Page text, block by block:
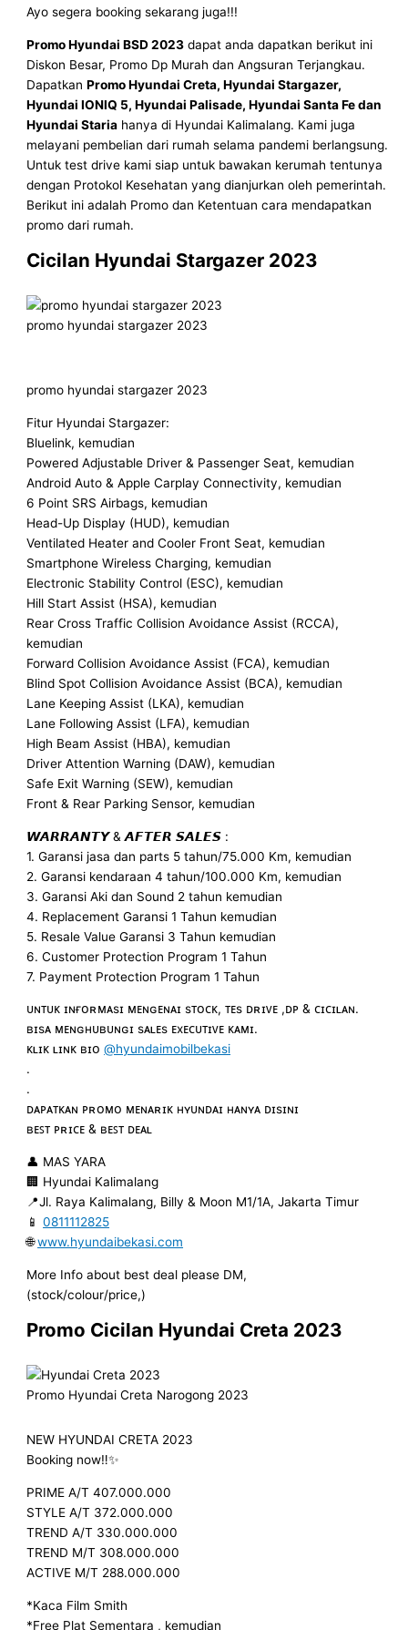
Ayo segera booking sekarang juga!!!
Promo HyundaiBSD2023 dapat anda dapatkan berikut ini
Diskon Besar, Promo Dp Murah dan Angsuran Terjangkau.
DapatkanPromo Hyundai Creta, Hyundai Stargazer,
Hyundai IONIQ 5, Hyundai Palisade, Hyundai Santa Fe dan
Hyundai Staria hanya di Hyundai Kalimalang. Kami juga
melayani pembelian dari rumah selama pandemi berlangsung.
Untuk test drive kami siap untuk bawakan kerumah tentunya
dengan Protokol Kesehatan yang dianjurkan oleh pemerintah.
Berikut ini adalah Promo dan Ketentuan cara mendapatkan
promo dari rumah.
Cicilan Hyundai Stargazer 2023
promo hyundai stargazer 2023
promo hyundai stargazer 2023
Fitur Hyundai Stargazer:
Bluelink, kemudian
Powered Adjustable Driver & Passenger Seat, kemudian
Android Auto & Apple Carplay Connectivity, kemudian
6 Point SRS Airbags, kemudian
Head-Up Display (HUD), kemudian
Ventilated Heater and Cooler Front Seat, kemudian
Smartphone Wireless Charging, kemudian
Electronic Stability Control (ESC), kemudian
Hill Start Assist (HSA), kemudian
Rear Cross Traffic Collision Avoidance Assist (RCCA),
kemudian
Forward Collision Avoidance Assist (FCA), kemudian
Blind Spot Collision Avoidance Assist (BCA), kemudian
Lane Keeping Assist (LKA), kemudian
Lane Following Assist (LFA), kemudian
High Beam Assist (HBA), kemudian
Driver Attention Warning (DAW), kemudian
Safe Exit Warning (SEW), kemudian
Front & Rear Parking Sensor, kemudian
𝙒𝘼𝙍𝙍𝘼𝙉𝙏𝙔 & 𝘼𝙁𝙏𝙀𝙍 𝙎𝘼𝙇𝙀𝙎 :
1. Garansi jasa dan parts 5 tahun/75.000 Km, kemudian
2. Garansi kendaraan 4 tahun/100.000 Km, kemudian
3. Garansi Aki dan Sound 2 tahun kemudian
4. Replacement Garansi 1 Tahun kemudian
5. Resale Value Garansi 3 Tahun kemudian
6. Customer Protection Program 1 Tahun
7. Payment Protection Program 1 Tahun
ᴜɴᴛᴜᴋ ɪɴғᴏʀᴍᴀsɪ ᴍᴇɴɢᴇɴᴀɪ sᴛᴏᴄᴋ, ᴛᴇs ᴅʀɪᴠᴇ ,ᴅᴘ & ᴄɪᴄɪʟᴀɴ.
ʙɪsᴀ ᴍᴇɴɢʜᴜʙᴜɴɢɪ sᴀʟᴇs ᴇxᴇᴄᴜᴛɪᴠᴇ ᴋᴀᴍɪ.
ᴋʟɪᴋ ʟɪɴᴋ ʙɪᴏ@hyundaimobilbekasi
.
.
ᴅᴀᴘᴀᴛᴋᴀɴ ᴘʀᴏᴍᴏ ᴍᴇɴᴀʀɪᴋ ʜʏᴜɴᴅᴀɪ ʜᴀɴʏᴀ ᴅɪsɪɴɪ
ʙᴇꜱᴛ ᴘʀɪᴄᴇ & ʙᴇꜱᴛ ᴅᴇᴀʟ
👤 MAS YARA
🏢 Hyundai Kalimalang
📍Jl. Raya Kalimalang, Billy & Moon M1/1A, Jakarta Timur
📱0811112825
🌐www.hyundaibekasi.com
More Info about best deal please DM,
(stock/colour/price,)
Promo Cicilan Hyundai Creta 2023
Promo Hyundai Creta Narogong 2023
NEW HYUNDAI CRETA 2023
Booking now‼️✨
PRIME A/T 407.000.000
STYLE A/T 372.000.000
TREND A/T 330.000.000
TREND M/T 308.000.000
ACTIVE M/T 288.000.000
*Kaca Film Smith
*Free Plat Sementara , kemudian